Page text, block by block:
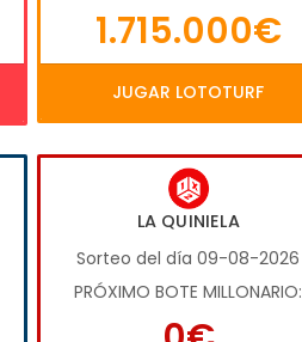
1.715.000€
JUGAR LOTOTURF
LA QUINIELA
Sorteo del día 09-08-2026
PRÓXIMO BOTE MILLONARIO: